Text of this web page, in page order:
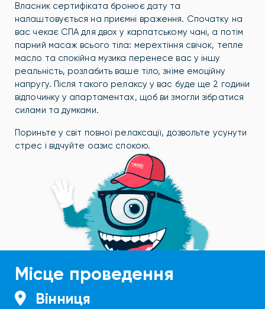
Власник сертифіката бронює дату та
налаштовується на приємні враження. Спочатку на
вас чекає СПА для двох у карпатському чані, а потім
парний масаж всього тіла: мерехтіння свічок, тепле
масло та спокійна музика перенесе вас у іншу
реальність, розлабить ваше тіло, зніме емоційну
напругу. Після такого релаксу у вас буде ще 2 години
відпочинку у апартаментах, щоб ви змогли зібратися
силами та думками.
Пориньте у світ повної релаксації, дозвольте усунути
стрес і відчуйте оазис спокою.
Місце проведення
Вінниця